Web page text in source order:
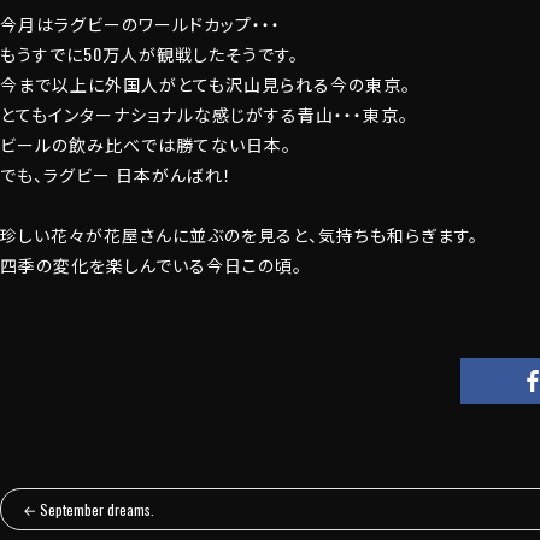
今月はラグビーのワールドカップ・・・
もうすでに50万人が観戦したそうです。
今まで以上に外国人がとても沢山見られる今の東京。
とてもインターナショナルな感じがする青山・・・東京。
ビールの飲み比べでは勝てない日本。
でも、ラグビー 日本がんばれ！
珍しい花々が花屋さんに並ぶのを見ると、気持ちも和らぎます。
四季の変化を楽しんでいる今日この頃。
← September dreams.